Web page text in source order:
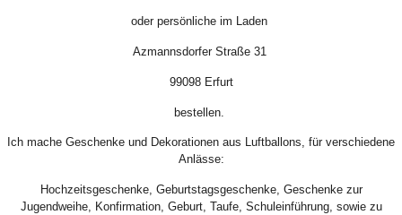
oder persönliche im Laden
Azmannsdorfer Straße 31
99098 Erfurt
bestellen.
Ich mache Geschenke und Dekorationen aus Luftballons, für verschiedene
Anlässe:
Hochzeitsgeschenke, Geburtstagsgeschenke, Geschenke zur
Jugendweihe, Konfirmation, Geburt, Taufe, Schuleinführung, sowie zu